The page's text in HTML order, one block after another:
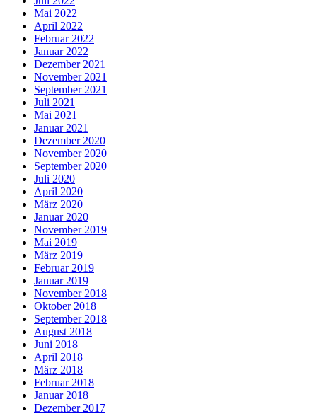
Mai 2022
April 2022
Februar 2022
Januar 2022
Dezember 2021
November 2021
September 2021
Juli 2021
Mai 2021
Januar 2021
Dezember 2020
November 2020
September 2020
Juli 2020
April 2020
März 2020
Januar 2020
November 2019
Mai 2019
März 2019
Februar 2019
Januar 2019
November 2018
Oktober 2018
September 2018
August 2018
Juni 2018
April 2018
März 2018
Februar 2018
Januar 2018
Dezember 2017